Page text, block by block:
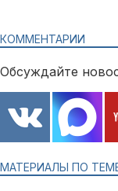
КОММЕНТАРИИ
Обсуждайте
МАТЕРИАЛЫ ПО